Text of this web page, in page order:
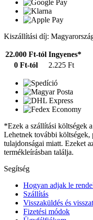
Kiszállítási díj:
22.000 Ft-tól Ingyenes*
0 Ft-tól
2.225 Ft
*Ezek a szállítási költségek
Lehetnek további költségek,
tulajdonságai miatt. Ezeket
termékleírásban találja.
Segítség
Hogyan adjak le
Szállítás
Visszaküldés és
Fizetési módok